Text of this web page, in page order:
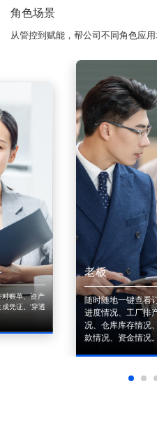
角色场景
从管控到赋能，帮公司不同角色应
账单、资产
凭证。'穿透
老板
随时随地一键查看
进度情况、工厂排
况、仓库库存情况
款情况、资金情况。